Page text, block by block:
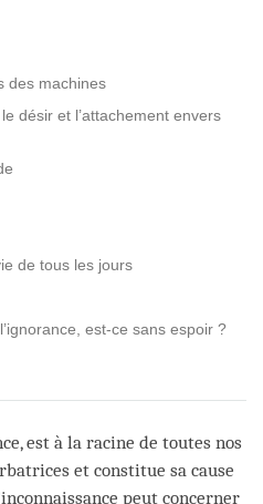
des machines
désir et l’attachement envers
de tous les jours
est-ce sans espoir ?
est à la racine de toutes nos
et constitue sa cause
peut concerner